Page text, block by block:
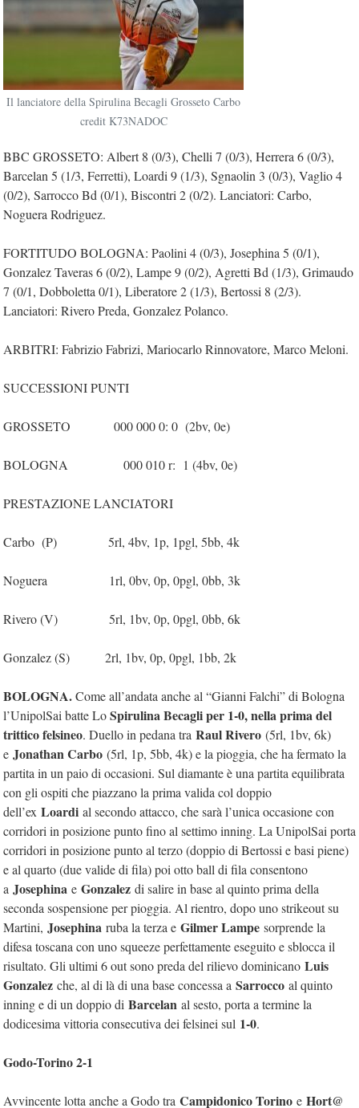
Il lanciatore della Spirulina Becagli Grosseto Carbo
credit K73NADOC
BBC GROSSETO: Albert 8 (0/3), Chelli 7 (0/3), Herrera 6 (0/3),
Barcelan 5 (1/3, Ferretti), Loardi 9 (1/3), Sgnaolin 3 (0/3), Vaglio 4
(0/2), Sarrocco Bd (0/1), Biscontri 2 (0/2). Lanciatori: Carbo,
Noguera Rodriguez.
FORTITUDO BOLOGNA: Paolini 4 (0/3), Josephina 5 (0/1),
Gonzalez Taveras 6 (0/2), Lampe 9 (0/2), Agretti Bd (1/3), Grimaudo
7 (0/1, Dobboletta 0/1), Liberatore 2 (1/3), Bertossi 8 (2/3).
Lanciatori: Rivero Preda, Gonzalez Polanco.
ARBITRI: Fabrizio Fabrizi, Mariocarlo Rinnovatore, Marco Meloni.
SUCCESSIONI PUNTI
GROSSETO 000 000 0: 0 (2bv, 0e)
BOLOGNA 000 010 r: 1 (4bv, 0e)
PRESTAZIONE LANCIATORI
Carbo (P) 5rl, 4bv, 1p, 1pgl, 5bb, 4k
Noguera 1rl, 0bv, 0p, 0pgl, 0bb, 3k
Rivero (V) 5rl, 1bv, 0p, 0pgl, 0bb, 6k
Gonzalez (S) 2rl, 1bv, 0p, 0pgl, 1bb, 2k
BOLOGNA.Come all’andata anche al “Gianni Falchi” di Bologna
l’UnipolSai batte LoSpirulina Becagli per 1-0, nella prima del
trittico felsineo. Duello in pedana tra Raul Rivero (5rl, 1bv, 6k)
e Jonathan Carbo (5rl, 1p, 5bb, 4k) e la pioggia, che ha fermato la
partita in un paio di occasioni. Sul diamante è una partita equilibrata
con gli ospiti che piazzano la prima valida col doppio
dell’ex Loardi al secondo attacco, che sarà l’unica occasione con
corridori in posizione punto fino al settimo inning. La UnipolSai porta
corridori in posizione punto al terzo (doppio di Bertossi e basi piene)
e al quarto (due valide di fila) poi otto ball di fila consentono
a Josephina e Gonzalez di salire in base al quinto prima della
seconda sospensione per pioggia. Al rientro, dopo uno strikeout su
Martini, Josephina ruba la terza e Gilmer Lampe sorprende la
difesa toscana con uno squeeze perfettamente eseguito e sblocca il
risultato. Gli ultimi 6 out sono preda del rilievo dominicano Luis
Gonzalez che, al di là di una base concessa a Sarrocco al quinto
inning e di un doppio di Barcelan al sesto, porta a termine la
dodicesima vittoria consecutiva dei felsinei sul 1-0.
Godo-Torino 2-1
Avvincente lotta anche a Godo tra Campidonico Torino e Hort@